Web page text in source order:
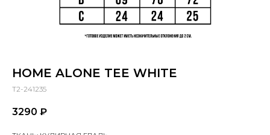
HOME ALONE TEE WHITE
T2-241235
3290 ₽